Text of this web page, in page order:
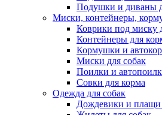
Подушки и диваны
Миски, контейнеры,
Коврики под миску
Контейнеры для
Кормушки и
Миски для собак
Поилки и
Совки для корма
Одежда для собак
Дождевики и плащи